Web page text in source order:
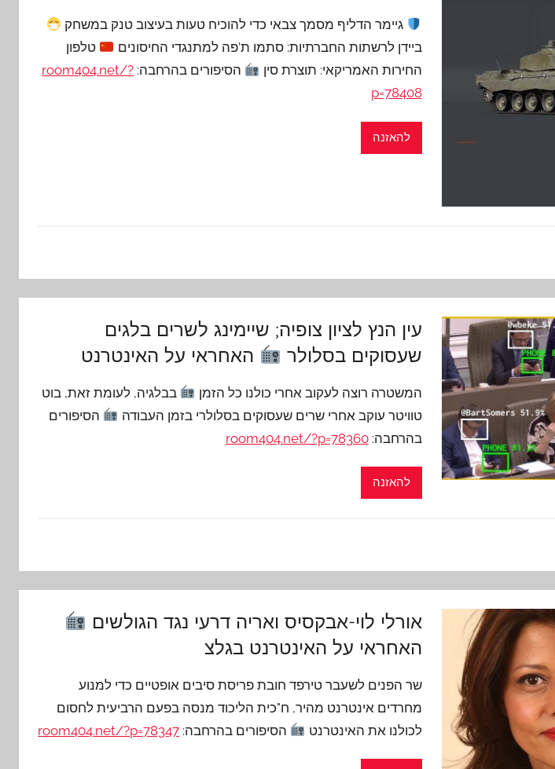
גיימר הדליף מסמך צבאי כדי להוכיח טעות בעיצוב טנק במשחק
ביידן לרשתות החברתיות: סתמו ת’פה למתנגדי החיסונים
טלפון
החירות האמריקאי: תוצרת סין
הסיפורים בהרחבה: room404.net/?
p=78408
להאזנה
עין הנץ לציון צופיה; שיימינג לשרים בלגים
שעסוקים בסלולר
האחראי על האינטרנט
המשטרה רוצה לעקוב אחרי כולנו כל הזמן
בבלגיה, לעומת זאת, בוט
טוויטר עוקב אחרי שרים שעסוקים בסלולרי בזמן העבודה
הסיפורים
בהרחבה:room404.net/?p=78360
להאזנה
אורלי לוי-אבקסיס ואריה דרעי נגד הגולשים
האחראי על האינטרנט בגלצ
שר הפנים לשעבר טירפד חובת פריסת סיבים אופטיים כדי למנוע
מחרדים אינטרנט מהיר, ח"כית הליכוד מנסה בפעם הרביעית לחסום
לכולנו את האינטרנט
הסיפורים בהרחבה: room404.net/?p=78347